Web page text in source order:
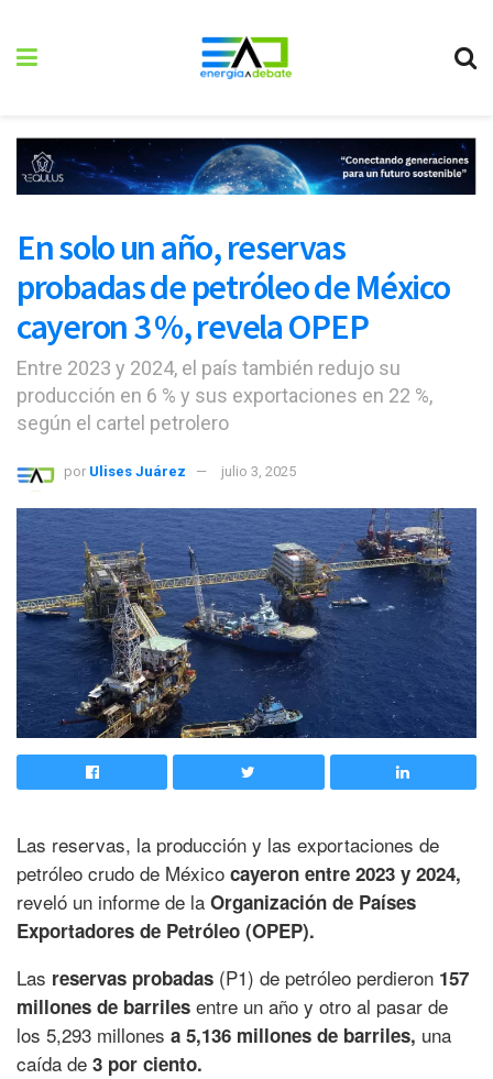
En solo un año, reservas
probadas de petróleo de México
cayeron 3 %, revela OPEP
Entre 2023 y 2024, el país también redujo su
producción en 6 % y sus exportaciones en 22 %,
según el cartel petrolero
por Ulises Juárez julio 3, 2025
Las reservas, la producción y las exportaciones de
petróleo crudo de México cayeron entre 2023 y 2024,
reveló un informe de la Organización de Países
Exportadores de Petróleo (OPEP).
Las reservas probadas (P1) de petróleo perdieron 157
millones de barriles entre un año y otro al pasar de
los 5,293 millones a 5,136 millones de barriles, una
caída de 3 por ciento.